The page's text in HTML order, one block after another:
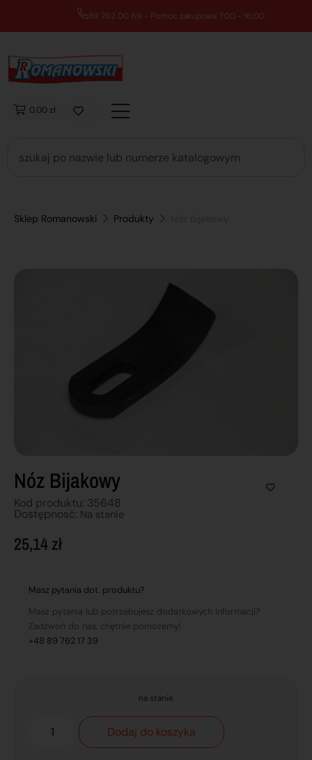
89 762 00 69 - Pomoc zakupowa 7:00 - 16:00
0,00 zł
Sklep Romanowski Produkty
Nóz Bijakowy
Kod produktu: 35648
Dostępnosć: Na stanie
25,14zł
Masz pytania dot. produktu?
Masz pytania lub potrzebujesz dodatkowych informacji?
Zadzwoń do nas, chętnie pomożemy!
+48 89 762 17 39
na stanie
Dodaj do koszyka